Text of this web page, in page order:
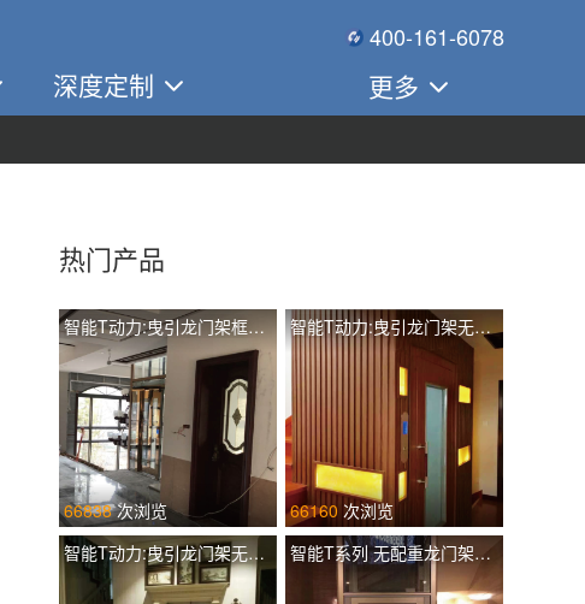
深度定制
400-161-6078
更多
热门产品
智能T动力:曳引龙门架框架观光有配重TIL-L T260
66838 次浏览
智能T动力:曳引龙门架无配重土建井道手动门 TIL-L T400
66160 次浏览
智能T动力:曳引龙门架无配重土建井道 TIL-L T320
智能T系列 无配重龙门架手动门 TIL-F T260